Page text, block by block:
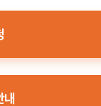
내